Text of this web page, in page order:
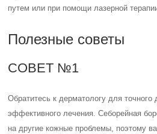
путем или при помощи лазерной
Полезные советы
СОВЕТ №1
Обратитесь к дерматологу для точного
эффективного лечения. Себорейная
на другие кожные проблемы, поэтому